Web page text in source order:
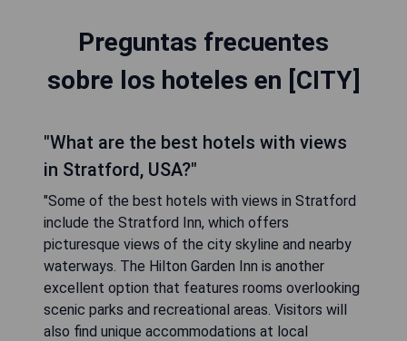
Preguntas frecuentes
sobre los hoteles en [CITY]
"What are the best hotels with views
in Stratford, USA?"
"Some of the best hotels with views in Stratford
include the Stratford Inn, which offers
picturesque views of the city skyline and nearby
waterways. The Hilton Garden Inn is another
excellent option that features rooms overlooking
scenic parks and recreational areas. Visitors will
also find unique accommodations at local